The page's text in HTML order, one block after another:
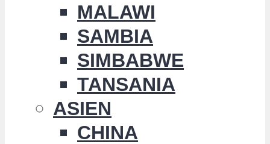
MALAWI
SAMBIA
SIMBABWE
TANSANIA
ASIEN
CHINA